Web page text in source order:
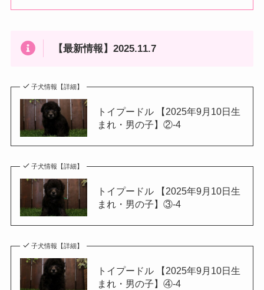
【最新情報】2025.11.7
子犬情報【詳細】
トイプードル 【2025年9月10日生
まれ・男の子】②-4
子犬情報【詳細】
トイプードル 【2025年9月10日生
まれ・男の子】③-4
子犬情報【詳細】
トイプードル 【2025年9月10日生
まれ・男の子】④-4